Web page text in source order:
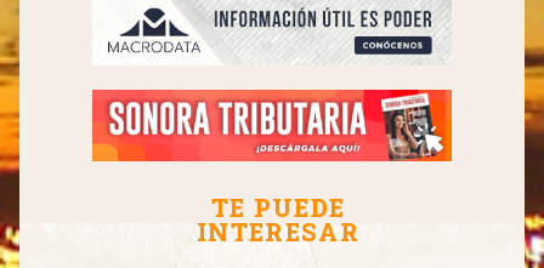
TE PUEDE
INTERESAR